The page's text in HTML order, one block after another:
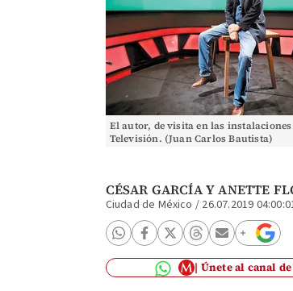
El autor, de visita en las instalaciones
Televisión. (Juan Carlos Bautista)
CÉSAR GARCÍA Y ANETTE
Ciudad de México / 26.07.2019
Únete al canal